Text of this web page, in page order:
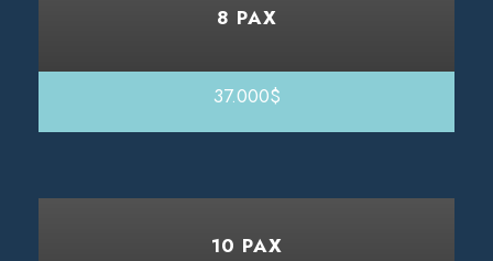
8 PAX
37.000$
10 PAX